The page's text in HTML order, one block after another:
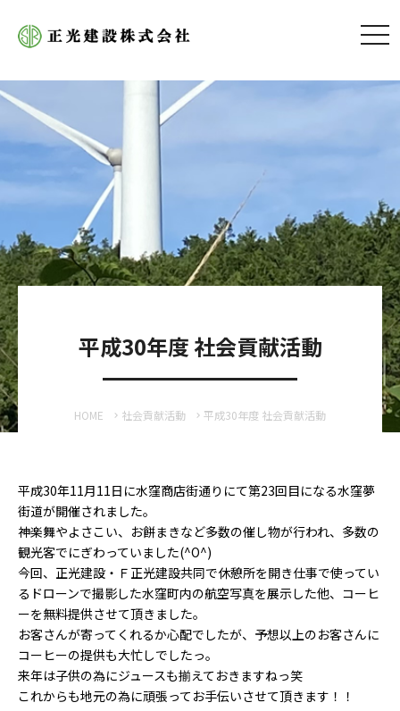
平成30年度 社会貢献活動
HOME 社会貢献活動 平成30年度 社会貢献活動
平成30年11月11日に水窪商店街通りにて第23回目になる水窪夢
街道が開催されました。
神楽舞やよさこい、お餅まきなど多数の催し物が行われ、多数の
観光客でにぎわっていました(^O^)
今回、正光建設・Ｆ正光建設共同で休憩所を開き仕事で使ってい
るドローンで撮影した水窪町内の航空写真を展示した他、コーヒ
ーを無料提供させて頂きました。
お客さんが寄ってくれるか心配でしたが、予想以上のお客さんに
コーヒーの提供も大忙しでしたっ。
来年は子供の為にジュースも揃えておきますねっ笑
これからも地元の為に頑張ってお手伝いさせて頂きます！！